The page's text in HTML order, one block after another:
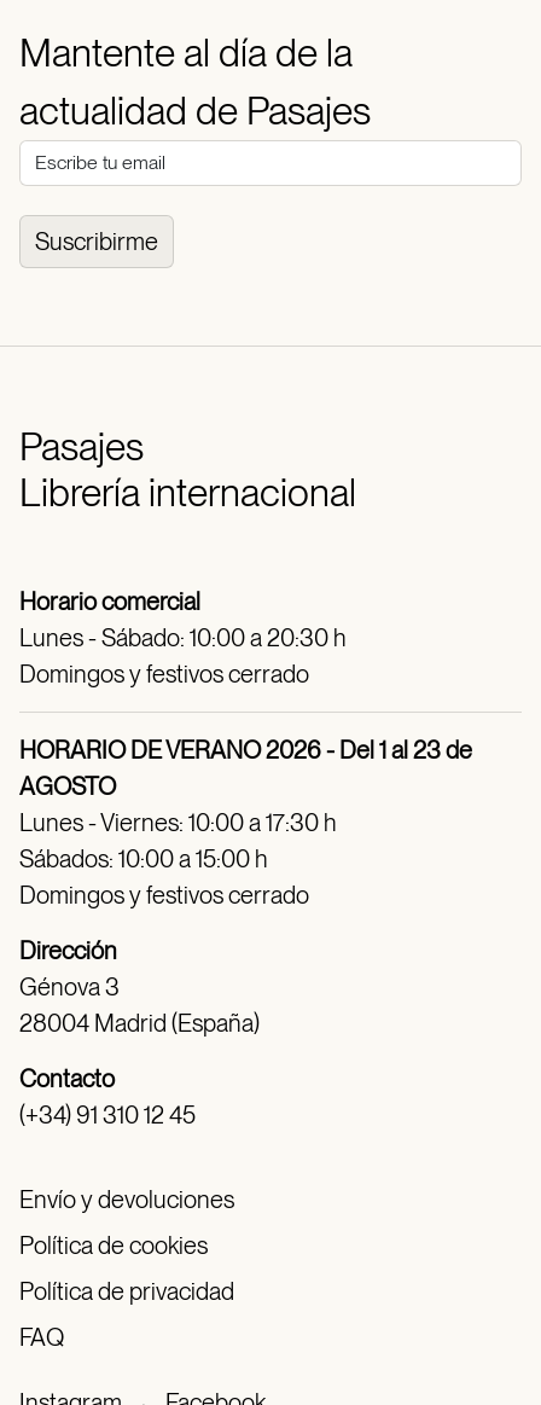
Mantente al día de la
actualidad de Pasajes
Suscribirme
Pasajes
Librería internacional
Horario comercial
Lunes - Sábado: 10:00 a 20:30 h
Domingos y festivos cerrado
HORARIO DE VERANO 2026 - Del 1 al 23 de
AGOSTO
Lunes - Viernes: 10:00 a 17:30 h
Sábados: 10:00 a 15:00 h
Domingos y festivos cerrado
Dirección
Génova 3
28004 Madrid (España)
Contacto
(+34) 91 310 12 45
Envío y devoluciones
Política de cookies
Política de privacidad
FAQ